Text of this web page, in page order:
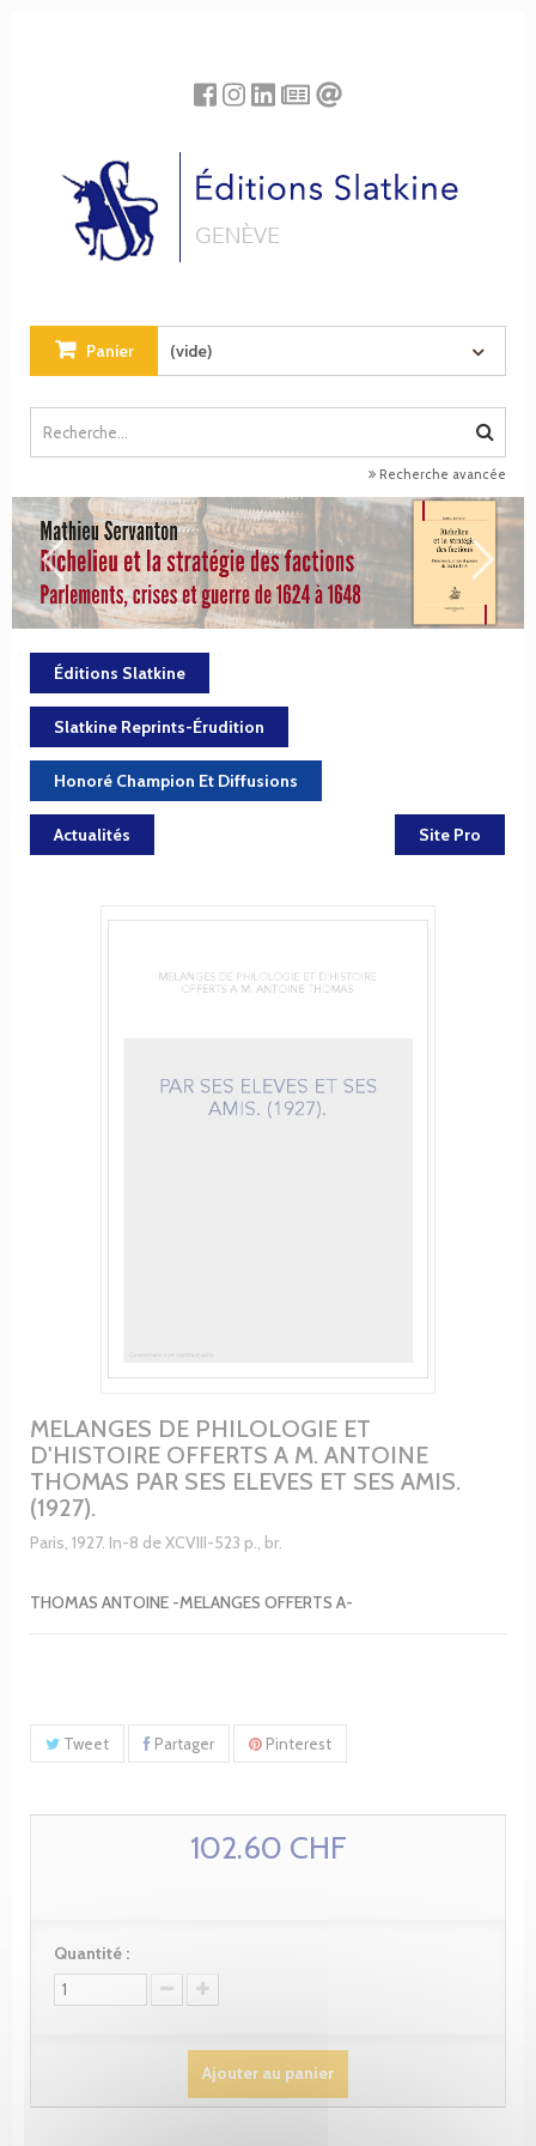
Panier (vide)
Recherche avancée
Éditions Slatkine
Slatkine Reprints-Érudition
Honoré Champion Et Diffusions
Actualités Site Pro
MELANGES DE PHILOLOGIE ET
D'HISTOIRE OFFERTS A M. ANTOINE
THOMAS PAR SES ELEVES ET SES AMIS.
(1927).
Paris, 1927. In-8 de XCVIII-523 p., br.
THOMAS ANTOINE -MELANGES OFFERTS A-
Tweet Partager Pinterest
102.60 CHF
Quantité :
Ajouter au panier